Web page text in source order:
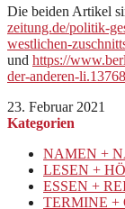
Die beiden Artikel
zeitung.de/politik-
westlichen-
und https://
der-anderen-
23. Februar 2021
Kategorien
NAMEN +
LESEN +
ESSEN +
TERMINE +